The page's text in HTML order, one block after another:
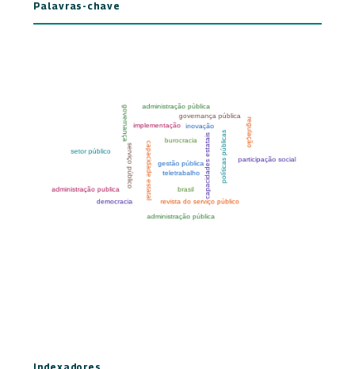
Palavras-chave